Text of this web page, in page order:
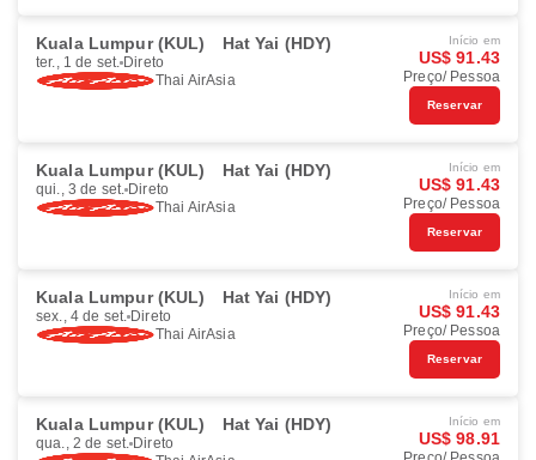
Kuala Lumpur (KUL) Hat Yai (HDY)
ter., 1 de set. Direto
Thai AirAsia
Início em
US$ 91.43
Preço/ Pessoa
Reservar
Kuala Lumpur (KUL) Hat Yai (HDY)
qui., 3 de set. Direto
Thai AirAsia
Início em
US$ 91.43
Preço/ Pessoa
Reservar
Kuala Lumpur (KUL) Hat Yai (HDY)
sex., 4 de set. Direto
Thai AirAsia
Início em
US$ 91.43
Preço/ Pessoa
Reservar
Kuala Lumpur (KUL) Hat Yai (HDY)
qua., 2 de set. Direto
Início em
US$ 98.91